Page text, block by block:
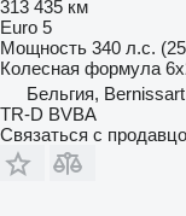
313 435 км
Euro 5
Мощность 340 л.с.
Колесная формула
Бельгия, Bernissart
TR-D BVBA
Связаться с